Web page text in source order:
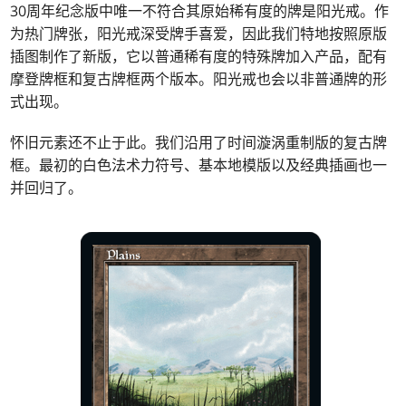
30周年纪念版中唯一不符合其原始稀有度的牌是阳光戒。作
为热门牌张，阳光戒深受牌手喜爱，因此我们特地按照原版
插图制作了新版，它以普通稀有度的特殊牌加入产品，配有
摩登牌框和复古牌框两个版本。阳光戒也会以非普通牌的形
式出现。
怀旧元素还不止于此。我们沿用了时间漩涡重制版的复古牌
框。最初的白色法术力符号、基本地模版以及经典插画也一
并回归了。